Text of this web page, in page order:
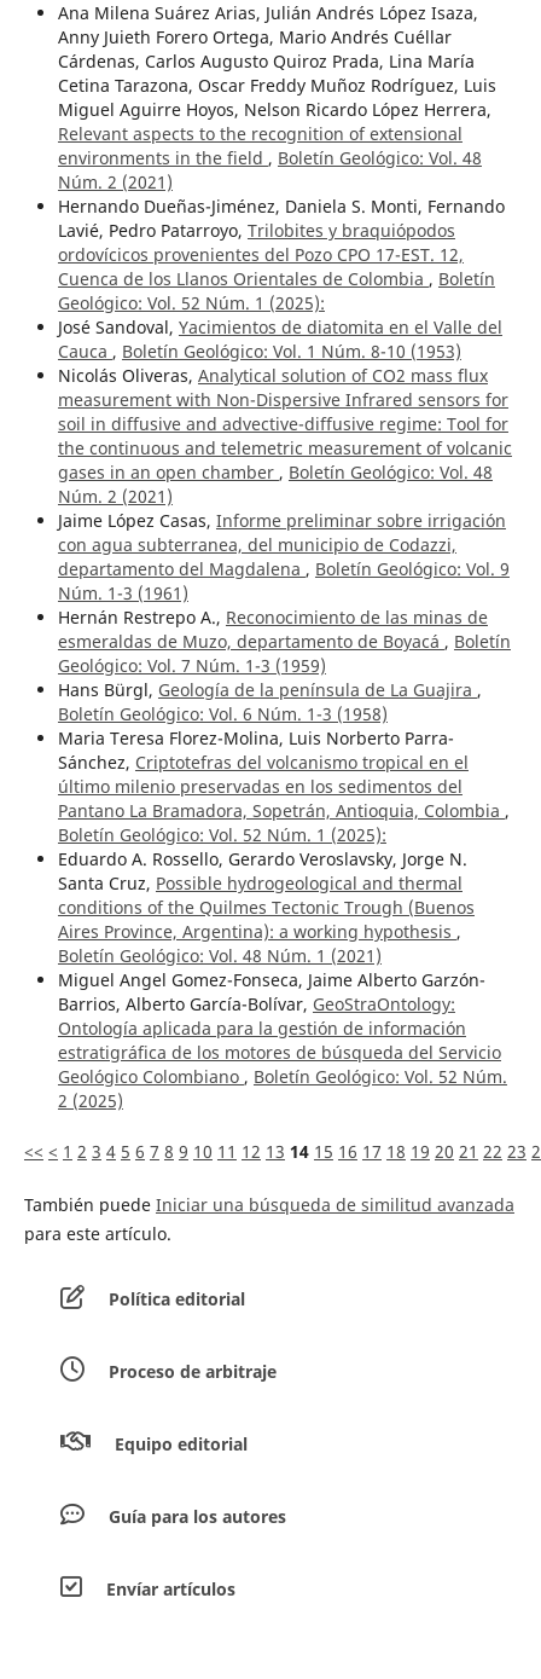
Ana Milena Suárez Arias, Julián Andrés López Isaza,
Anny Juieth Forero Ortega, Mario Andrés Cuéllar
Cárdenas, Carlos Augusto Quiroz Prada, Lina María
Cetina Tarazona, Oscar Freddy Muñoz Rodríguez, Luis
Miguel Aguirre Hoyos, Nelson Ricardo López Herrera,
Relevant aspects to the recognition of extensional
environments in the field , Boletín Geológico: Vol. 48
Núm. 2 (2021)
Hernando Dueñas-Jiménez, Daniela S. Monti, Fernando
Lavié, Pedro Patarroyo, Trilobites y braquiópodos
ordovícicos provenientes del Pozo CPO 17-EST. 12,
Cuenca de los Llanos Orientales de Colombia , Boletín
Geológico: Vol. 52 Núm. 1 (2025):
José Sandoval, Yacimientos de diatomita en el Valle del
Cauca , Boletín Geológico: Vol. 1 Núm. 8-10 (1953)
Nicolás Oliveras, Analytical solution of CO2 mass flux
measurement with Non-Dispersive Infrared sensors for
soil in diffusive and advective-diffusive regime: Tool for
the continuous and telemetric measurement of volcanic
gases in an open chamber , Boletín Geológico: Vol. 48
Núm. 2 (2021)
Jaime López Casas, Informe preliminar sobre irrigación
con agua subterranea, del municipio de Codazzi,
departamento del Magdalena , Boletín Geológico: Vol. 9
Núm. 1-3 (1961)
Hernán Restrepo A., Reconocimiento de las minas de
esmeraldas de Muzo, departamento de Boyacá , Boletín
Geológico: Vol. 7 Núm. 1-3 (1959)
Hans Bürgl, Geología de la península de La Guajira ,
Boletín Geológico: Vol. 6 Núm. 1-3 (1958)
Maria Teresa Florez-Molina, Luis Norberto Parra-
Sánchez, Criptotefras del volcanismo tropical en el
último milenio preservadas en los sedimentos del
Pantano La Bramadora, Sopetrán, Antioquia, Colombia ,
Boletín Geológico: Vol. 52 Núm. 1 (2025):
Eduardo A. Rossello, Gerardo Veroslavsky, Jorge N.
Santa Cruz, Possible hydrogeological and thermal
conditions of the Quilmes Tectonic Trough (Buenos
Aires Province, Argentina): a working hypothesis ,
Boletín Geológico: Vol. 48 Núm. 1 (2021)
Miguel Angel Gomez-Fonseca, Jaime Alberto Garzón-
Barrios, Alberto García-Bolívar, GeoStraOntology:
Ontología aplicada para la gestión de información
estratigráfica de los motores de búsqueda del Servicio
Geológico Colombiano , Boletín Geológico: Vol. 52 Núm.
2 (2025)
<< < 1 2 3 4 5 6 7 8 9 10 11 12 13 14 15 16 17 18 19 20 21 22 23
También puede Iniciar una búsqueda de similitud avanzada
para este artículo.
Política editorial
Proceso de arbitraje
Equipo editorial
Guía para los autores
Envíar artículos